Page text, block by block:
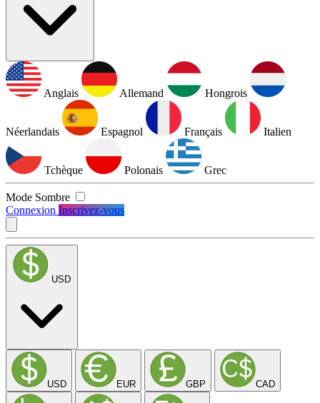
Anglais Allemand Hongrois
Néerlandais Espagnol Français Italien
Tchèque Polonais Grec
Mode Sombre
Connexion Inscrivez-vous
USD
USD EUR GBP CAD